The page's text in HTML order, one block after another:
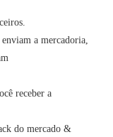
a mercadoria,
receber a
do mercado &